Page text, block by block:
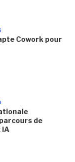
Cowork pour
de